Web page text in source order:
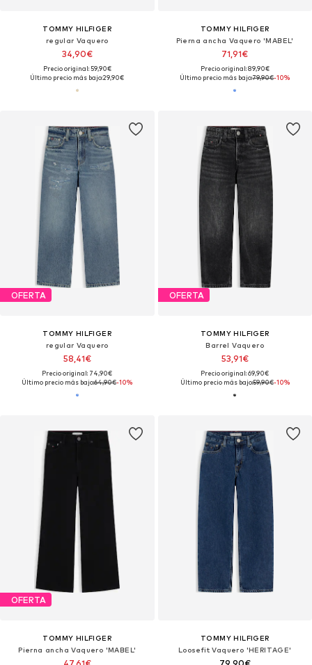
TOMMY HILFIGER
regular Vaquero
34,90€
Precio original: 59,90€
Último precio más bajo:29,90€
TOMMY HILFIGER
Pierna ancha Vaquero 'MABEL'
71,91€
Precio original: 89,90€
Último precio más bajo:79,90€-10%
OFERTA
TOMMY HILFIGER
regular Vaquero
58,41€
Precio original: 74,90€
Último precio más bajo:64,90€-10%
OFERTA
TOMMY HILFIGER
Barrel Vaquero
53,91€
Precio original: 69,90€
Último precio más bajo:59,90€-10%
OFERTA
TOMMY HILFIGER
Pierna ancha Vaquero 'MABEL'
TOMMY HILFIGER
Loosefit Vaquero 'HERITAGE'